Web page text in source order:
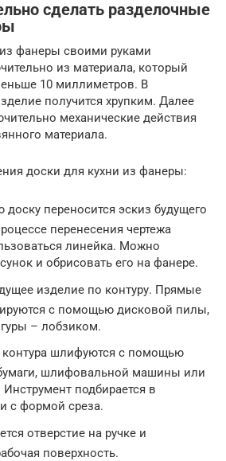
сделать разделочные
фанеры своими руками
из материала, который
10 миллиметров. В
получится хрупким. Далее
механические действия
материала.
доски для кухни из фанеры:
переносится эскиз будущего
перенесения чертежа
линейка. Можно
и обрисовать его на фанере.
изделие по контуру. Прямые
с помощью дисковой пилы,
– лобзиком.
контура шлифуются с помощью
шлифовальной машины или
подбирается в
с формой среза.
отверстие на ручке и
поверхность.